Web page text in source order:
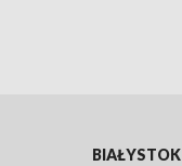
BIAŁYSTOK